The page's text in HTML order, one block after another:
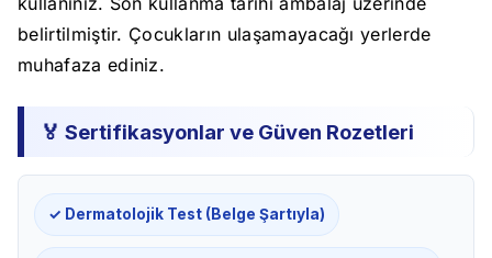
belirtilmiştir. Çocukların ulaşamayacağı yerlerde
muhafaza ediniz.
🏅 Sertifikasyonlar ve Güven Rozetleri
✓ Dermatolojik Test (Belge Şartıyla)